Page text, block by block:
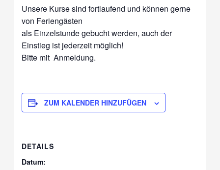
Unsere Kurse sind fortlaufend und können gerne
von Feriengästen
als Einzelstunde gebucht werden, auch der
Einstieg ist jederzeit möglich!
Bitte mit Anmeldung.
ZUM KALENDER HINZUFÜGEN
DETAILS
Datum: